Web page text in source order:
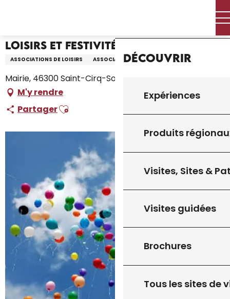
principal
Découvrir
Expériences
Produits
Visites, Sites &
Visites guidées
Brochures
Tous les sites de
Loisirs et Festivités
ASSOCIATIONS DE LOISIRS ASSOCIATION
Mairie, 46300 Saint-Cirq-Souillaguet
M'y rendre
PartagerAjouter aux favoris